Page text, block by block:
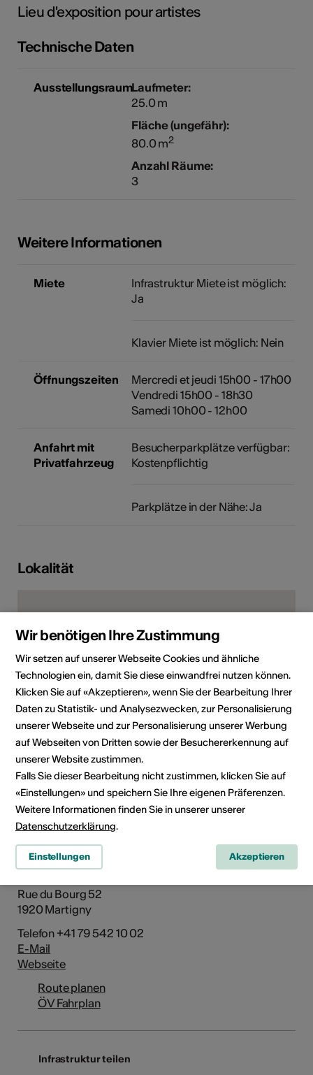
Lieu d'exposition pour artistes
Technische Daten
AusstellungsraumLaufmeter:
25.0 m
Fläche (ungefähr):
80.0 m2
Anzahl Räume:
3
Weitere Informationen
Miete
Infrastruktur Miete ist möglich:
Ja
Klavier Miete ist möglich: Nein
Öffnungszeiten
Mercredi et jeudi 15h00 - 17h00
Vendredi 15h00 - 18h30
Samedi 10h00 - 12h00
Anfahrt mit
Privatfahrzeug
Besucherparkplätze verfügbar:
Kostenpflichtig
Parkplätze in der Nähe: Ja
Lokalität
Rue du Bourg 52, 1920 Martigny
Route planen
ÖV Fahrplan
Adresse
Galerie La Belle Toile
Galerie La Belle Toile
Rue du Bourg 52
1920 Martigny
Telefon +41 79 542 10 02
E-Mail
Webseite
Route planen
ÖV Fahrplan
Infrastruktur teilen
Wir benötigen Ihre Zustimmung
Wir setzen auf unserer Webseite Cookies und ähnliche
Technologien ein, damit Sie diese einwandfrei nutzen können.
Klicken Sie auf «Akzeptieren», wenn Sie der Bearbeitung Ihrer
Daten zu Statistik- und Analysezwecken, zur Personalisierung
unserer Webseite und zur Personalisierung unserer Werbung
auf Webseiten von Dritten sowie der Besuchererkennung auf
unserer Website zustimmen.
Falls Sie dieser Bearbeitung nicht zustimmen, klicken Sie auf
«Einstellungen» und speichern Sie Ihre eigenen Präferenzen.
Weitere Informationen finden Sie in unserer unserer
Datenschutzerklärung.
Einstellungen Akzeptieren